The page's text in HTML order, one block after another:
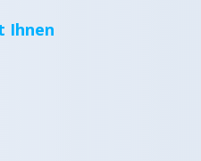
Ihnen